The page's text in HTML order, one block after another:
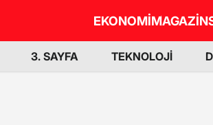
EKONOMİMAGAZİN
3. SAYFA TEKNOLOJİ